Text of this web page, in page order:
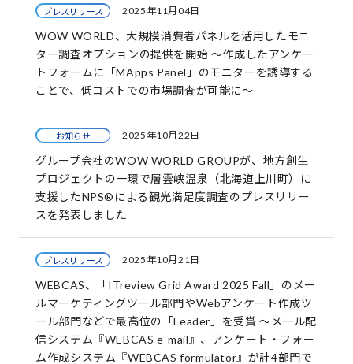
プレスリリース 2025年11月04日
WOW WORLD、大規模消費者パネルを活用したモニ
ター調査オプションの提供を開始 ～作成したアンケー
トフォームに「MApps Panel」のモニターを誘導する
ことで、低コストでの市場調査が可能に～
お知らせ 2025年10月22日
グループ会社のWOW WORLD GROUPが、地方創生
プロジェクトの一環で層雲峡温泉（北海道上川町）に
支援したNPS®による観光満足度調査のプレスリリー
スを発表しました
プレスリリース 2025年10月21日
WEBCAS、「ITreview Grid Award 2025 Fall」のメー
ルマーケティングツール部門やWebアンケート作成ツ
ール部門などで最高位の「Leader」を受賞 ～メール配
信システム『WEBCAS e-mail』、アンケート・フォー
ム作成システム『WEBCAS formulator』が計4部門で